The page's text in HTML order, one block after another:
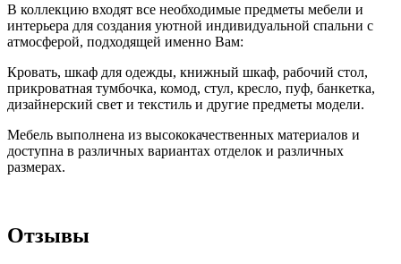
В коллекцию входят все необходимые предметы мебели и
интерьера для создания уютной индивидуальной спальни с
атмосферой, подходящей именно Вам:
Кровать, шкаф для одежды, книжный шкаф, рабочий стол,
прикроватная тумбочка, комод, стул, кресло, пуф, банкетка,
дизайнерский свет и текстиль и другие предметы модели.
Мебель выполнена из высококачественных материалов и
доступна в различных вариантах отделок и различных
размерах.
Отзывы